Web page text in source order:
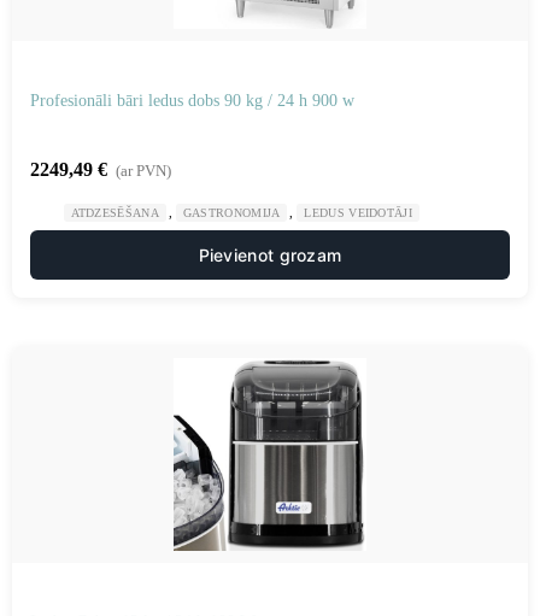
Profesionāli bāri ledus dobs 90 kg / 24 h 900 w
2249,49 € (ar PVN)
ATDZESĒŠANA GASTRONOMIJA LEDUS VEIDOTĀJI
Pievienot grozam